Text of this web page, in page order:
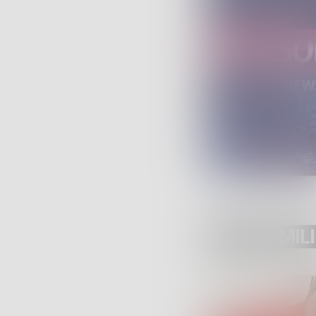
POST SIMILI